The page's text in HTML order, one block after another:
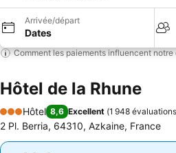
Arrivée/départ
Dates
Comment les paiements influencent notre
Hôtel de la Rhune
3 Étoiles
Hôtel 8,6 Excellent (1 948 évaluations
2 Pl. Berria, 64310, Azkaine, France